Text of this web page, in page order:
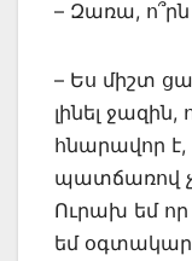
– Զառա,
– Ես միշտ
լինել
հնարավոր
պատճառով
Ուրախ եմ որ
եմ օգտակար